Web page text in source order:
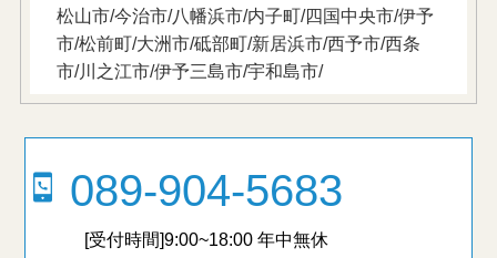
松山市/今治市/八幡浜市/内子町/四国中央市/伊予
市/松前町/大洲市/砥部町/新居浜市/西予市/西条
市/川之江市/伊予三島市/宇和島市/
089-904-5683
[受付時間]9:00~18:00 年中無休